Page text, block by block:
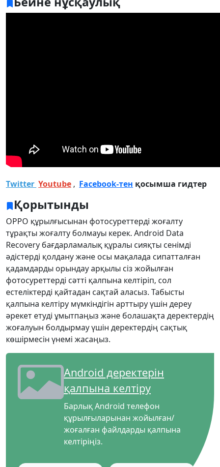
Twitter Youtube , Facebook-тен қосымша гидтер
Қорытынды
OPPO құрылғысынан фотосуреттерді жоғалту
тұрақты жоғалту болмауы керек. Android Data
Recovery бағдарламалық құралы сияқты сенімді
әдістерді қолдану және осы мақалада сипатталған
қадамдарды орындау арқылы сіз жойылған
фотосуреттерді сәтті қалпына келтіріп, сол
естеліктерді қайтадан сақтай аласыз. Табысты
қалпына келтіру мүмкіндігін арттыру үшін дереу
әрекет етуді ұмытпаңыз және болашақта деректердің
жоғалуын болдырмау үшін деректердің сақтық
көшірмесін үнемі жасаңыз.
Android деректерін
қалпына келтіру
Барлық Android телефон
құрылғыларынан жойылған/
жоғалған файлдарды қалпына
келтіріңіз.